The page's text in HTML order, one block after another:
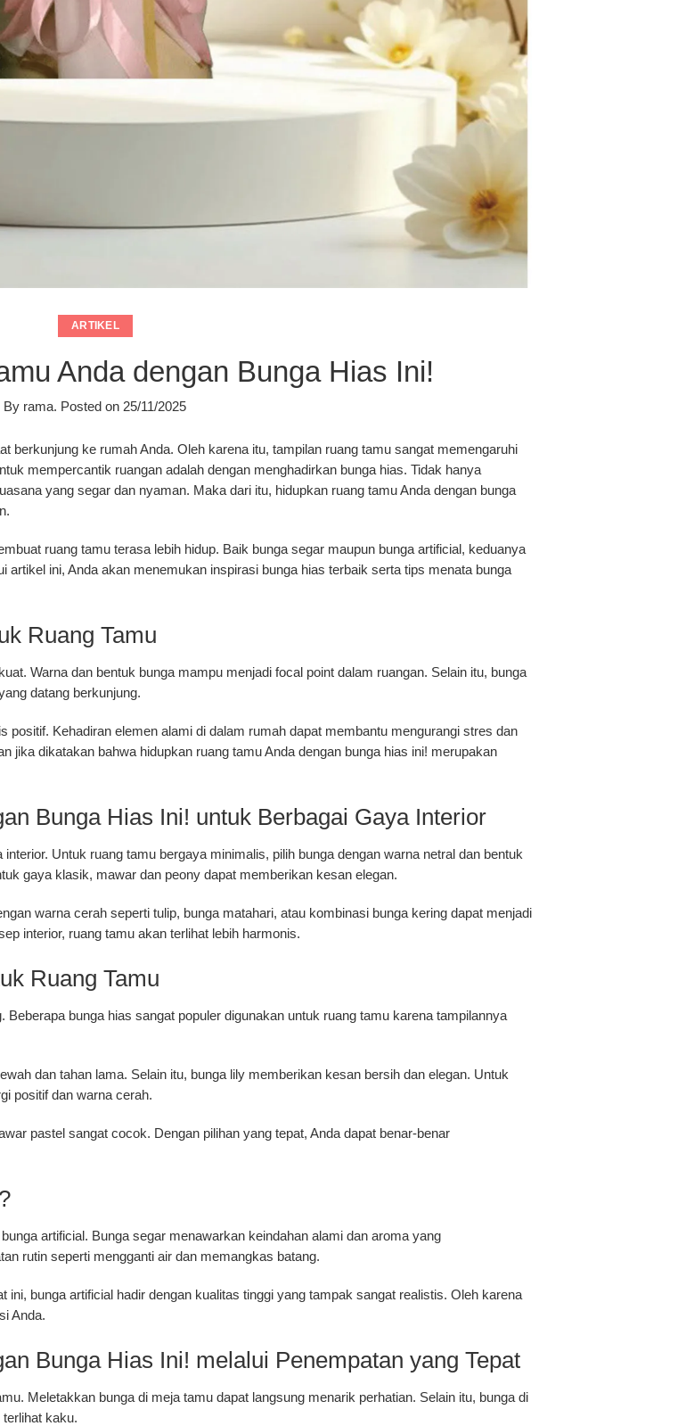
ARTIKEL
Anda dengan Bunga Hias Ini!
By rama. Posted on 25/11/2025
berkunjung ke rumah Anda. Oleh karena itu, tampilan ruang tamu sangat memengaruhi
mempercantik ruangan adalah dengan menghadirkan bunga hias. Tidak hanya
yang segar dan nyaman. Maka dari itu, hidupkan ruang tamu Anda dengan bunga
ruang tamu terasa lebih hidup. Baik bunga segar maupun bunga artificial, keduanya
artikel ini, Anda akan menemukan inspirasi bunga hias terbaik serta tips menata bunga
Ruang Tamu
Warna dan bentuk bunga mampu menjadi focal point dalam ruangan. Selain itu, bunga
datang berkunjung.
positif. Kehadiran elemen alami di dalam rumah dapat membantu mengurangi stres dan
jika dikatakan bahwa hidupkan ruang tamu Anda dengan bunga hias ini! merupakan
Bunga Hias Ini! untuk Berbagai Gaya Interior
Untuk ruang tamu bergaya minimalis, pilih bunga dengan warna netral dan bentuk
gaya klasik, mawar dan peony dapat memberikan kesan elegan.
warna cerah seperti tulip, bunga matahari, atau kombinasi bunga kering dapat menjadi
interior, ruang tamu akan terlihat lebih harmonis.
Ruang Tamu
bunga hias sangat populer digunakan untuk ruang tamu karena tampilannya
dan tahan lama. Selain itu, bunga lily memberikan kesan bersih dan elegan. Untuk
positif dan warna cerah.
pastel sangat cocok. Dengan pilihan yang tepat, Anda dapat benar-benar
artificial. Bunga segar menawarkan keindahan alami dan aroma yang
rutin seperti mengganti air dan memangkas batang.
ini, bunga artificial hadir dengan kualitas tinggi yang tampak sangat realistis. Oleh karena
Anda.
Bunga Hias Ini! melalui Penempatan yang Tepat
Meletakkan bunga di meja tamu dapat langsung menarik perhatian. Selain itu, bunga di
kaku.